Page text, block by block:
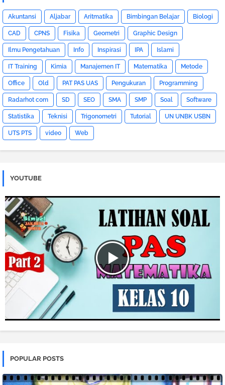
Akuntansi Aljabar Aritmatika Bimbingan Belajar Biologi
CAD CPNS Fisika Geometri Graphic Design
Ilmu Pengetahuan Info Inspirasi IPA Islami
IT Training Kimia Manajemen IT Matematika Metode
Office Old PAT PAS UAS Pengukuran Programming
Radarhot com SD SEO SMA SMP Soal Software
Statistika Teknisi Trigonometri Tutorial UN UNBK USBN
UTS PTS video Web
YOUTUBE
POPULAR POSTS